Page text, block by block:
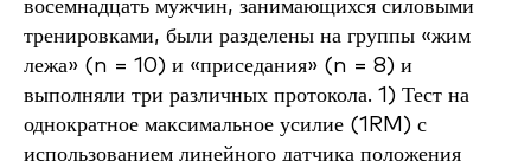
восемнадцать мужчин, занимающихся силовыми
тренировками, были разделены на группы «жим
лежа» (n = 10) и «приседания» (n = 8) и
выполняли три различных протокола. 1) Тест на
однократное максимальное усилие (1RM) с
использованием линейного датчика положения